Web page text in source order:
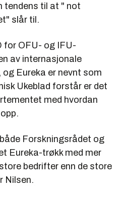
tendens til at " not
slår til.
for OFU- og IFU-
av internasjonale
Eureka er nevnt som
Ukeblad forstår er det
med hvordan
Forskningsrådet og
Eureka-trøkk med mer
bedrifter enn de store
Nilsen.